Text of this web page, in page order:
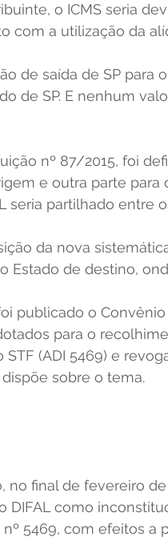
o ICMS seria
com a utilização da
de saída de SP para
de SP. E nenhum
nº 87/2015, foi
e outra parte para
seria partilhado entre
da nova
Estado de destino,
publicado o
para o
(ADI 5469) e
sobre o tema.
no final de fevereiro de
DIFAL como
5469, com efeitos a